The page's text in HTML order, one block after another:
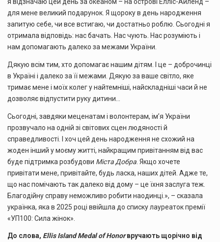
я відзначаю цей день за океаном – на острові Елліс-Айленд –
для мене великий подарунок. Я щороку в день народження
запитую себе, чи все встигаю, чи достатньо роблю. Сьогодні я
отримала відповідь: нас бачать. Нас чують. Нас розуміють і
нам допомагають далеко за межами України.
Дякую всім тим, хто допомагає нашим дітям. І це – доброчинці
в Україні і далеко за її межами. Дякую за ваше світло, яке
тримає мене і моїх колег у найтемніші, найскладніші часи й не
дозволяє відпустити руку дитини…
Сьогодні, завдяки меценатам і волонтерам, ім’я України
прозвучало на одній зі світових сцен людяності й
справедливості. І хоч цей день народження не схожий на
жоден інший у моєму житті, найкращим привітанням від вас
буде підтримка розбудови Міста Добра . Якщо хочете
привітати мене, привітайте, будь ласка, наших дітей. Адже те,
що нас помічають так далеко від дому – це їхня заслуга теж.
Благодійну справу неможливо робити наодинці.», – сказала
українка, яка в 2025 році ввійшла до списку лауреаток премії
«УП100: Сила жінок».
До слова, Ellis Island Medal of Honorвручають щорічно від